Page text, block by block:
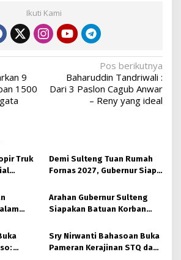
Ikuti Kami
9
1500
Pos berikutnya
Baharuddin Tandriwali :
Dari 3 Paslon Cagub Anwar
– Reny yang ideal
Truk
Demi Sulteng Tuan Rumah
Fornas 2027, Gubernur Siap
Arahan Gubernur Sulteng
Siapakan Batuan Korban
Moutong Gerak Cepat
Distribusi
Sry Nirwanti Bahasoan Buka
Pameran Kerajinan STQ dan